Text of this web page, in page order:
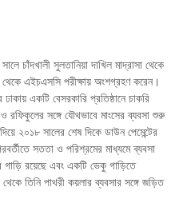
চাঁদখালী সুলতানিয়া দাখিল মাদ্রাসা থেকে
এইচএসসি পরীক্ষায় অংশগ্রহণ করেন।
একটি বেসরকারি প্রতিষ্ঠানে চাকরি
সঙ্গে যৌথভাবে মাংসের ব্যবসা শুরু
২০১৮ সালের শেষ দিকে ডাউন পেমেন্টের
সততা ও পরিশ্রমের মাধ্যমে ব্যবসা
গাড়ি রয়েছে এবং একটি ভেকু গাড়িতে
তিনি পাথরী কয়লার ব্যবসার সঙ্গে জড়িত